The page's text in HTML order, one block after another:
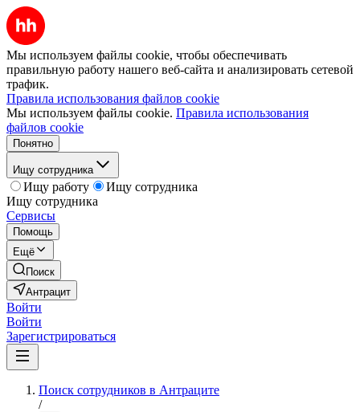
Мы используем файлы cookie, чтобы обеспечивать
правильную работу нашего веб-сайта и анализировать сетевой
трафик.
Правила использования файлов cookie
Мы используем файлы cookie. Правила использования
файлов cookie
Понятно
Ищу сотрудника
Ищу работу
Ищу сотрудника
Ищу сотрудника
Сервисы
Помощь
Ещё
Поиск
Антрацит
Войти
Войти
Зарегистрироваться
Поиск сотрудников в Антраците
/